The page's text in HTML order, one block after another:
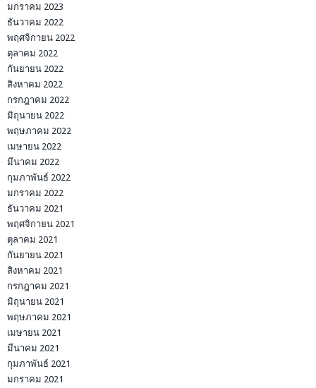
มกราคม 2023
ธันวาคม 2022
พฤศจิกายน 2022
ตุลาคม 2022
กันยายน 2022
สิงหาคม 2022
กรกฎาคม 2022
มิถุนายน 2022
พฤษภาคม 2022
เมษายน 2022
มีนาคม 2022
กุมภาพันธ์ 2022
มกราคม 2022
ธันวาคม 2021
พฤศจิกายน 2021
ตุลาคม 2021
กันยายน 2021
สิงหาคม 2021
กรกฎาคม 2021
มิถุนายน 2021
พฤษภาคม 2021
เมษายน 2021
มีนาคม 2021
กุมภาพันธ์ 2021
มกราคม 2021